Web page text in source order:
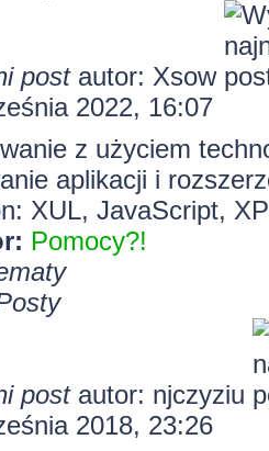
postautor: Xsow
2022, 16:07
z użyciem
aplikacji i
XUL, JavaScript,
Pomocy?!
postautor: njczyziu
2018, 23:26